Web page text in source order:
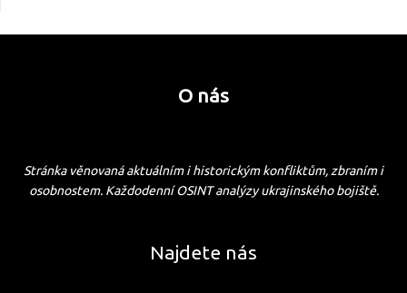
O nás
Stránka věnovaná aktuálním i historickým konfliktům, zbraním i
osobnostem. Každodenní OSINT analýzy ukrajinského bojiště.
Najdete nás